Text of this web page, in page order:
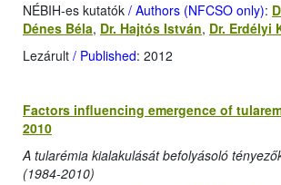
NÉBIH-es kutatók / Authors (NFCSO only):
Dénes Béla, Dr. Hajtós István, Dr. Erdélyi
Lezárult / Published: 2012
Factors influencing emergence of
2010
A tularémia kialakulását befolyásoló
(1984-2010)